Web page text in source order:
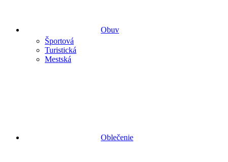
Obuv
Športová
Turistická
Mestská
Oblečenie